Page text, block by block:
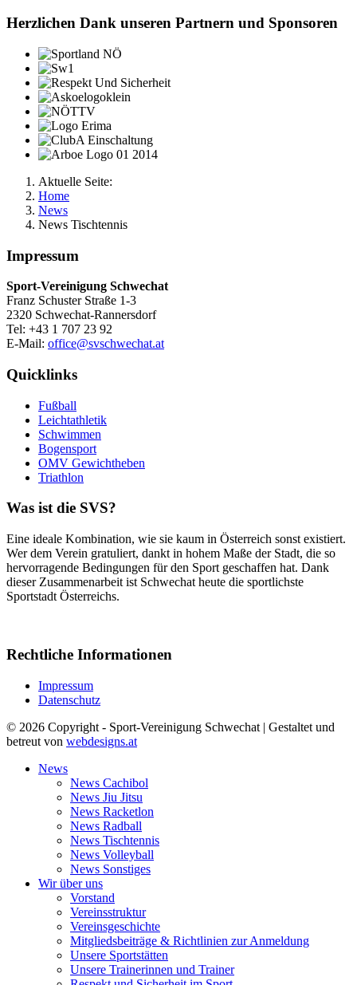
Herzlichen Dank unseren Partnern und Sponsoren
Aktuelle Seite:
Home
News
News Tischtennis
Impressum
Sport-Vereinigung Schwechat
Franz Schuster Straße 1-3
2320 Schwechat-Rannersdorf
Tel: +43 1 707 23 92
E-Mail: office@svschwechat.at
Quicklinks
Fußball
Leichtathletik
Schwimmen
Bogensport
OMV Gewichtheben
Triathlon
Was ist die SVS?
Eine ideale Kombination, wie sie kaum in Österreich sonst existiert.
Wer dem Verein gratuliert, dankt in hohem Maße der Stadt, die so
hervorragende Bedingungen für den Sport geschaffen hat. Dank
dieser Zusammenarbeit ist Schwechat heute die sportlichste
Sportstadt Österreichs.
Rechtliche Informationen
Impressum
Datenschutz
© 2026 Copyright - Sport-Vereinigung Schwechat | Gestaltet und
betreut von webdesigns.at
News
News Cachibol
News Jiu Jitsu
News Racketlon
News Radball
News Tischtennis
News Volleyball
News Sonstiges
Wir über uns
Vorstand
Vereinsstruktur
Vereinsgeschichte
Mitgliedsbeiträge & Richtlinien zur Anmeldung
Unsere Sportstätten
Unsere Trainerinnen und Trainer